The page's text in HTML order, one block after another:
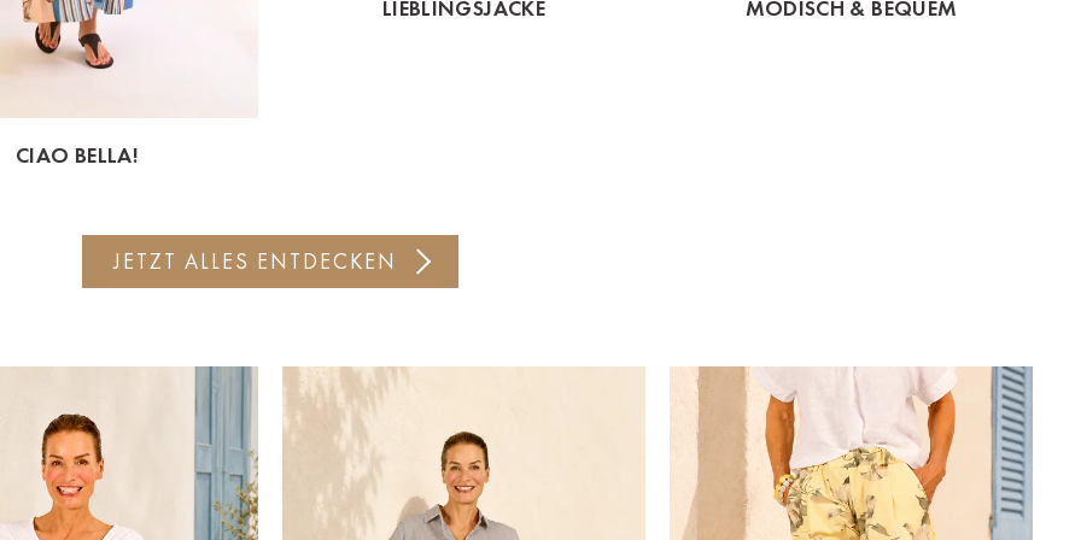
CIAO BELLA!
LIEBLINGSJACKE MODISCH & BEQUEM
JETZT ALLES ENTDECKEN